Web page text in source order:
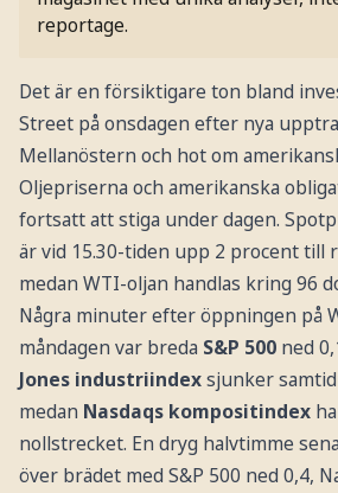
reportage.
Det är en försiktigare ton bland
Street på onsdagen efter nya
Mellanöstern och hot om
Oljepriserna och amerikanska
fortsatt att stiga under dagen.
är vid 15.30-tiden upp 2 procent till
medan WTI-oljan handlas kring 96
Några minuter efter öppningen på
måndagen var breda S&P 500ned
Jones industriindexsjunker
medan Nasdaqs kompositindex
nollstrecket. En dryg halvtimme
över brädet med S&P 500 ned 0,4,